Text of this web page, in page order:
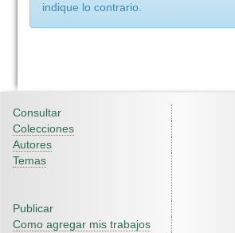
indique lo contrario.
Consultar
Colecciones
Autores
Temas
Publicar
Como agregar mis trabajos